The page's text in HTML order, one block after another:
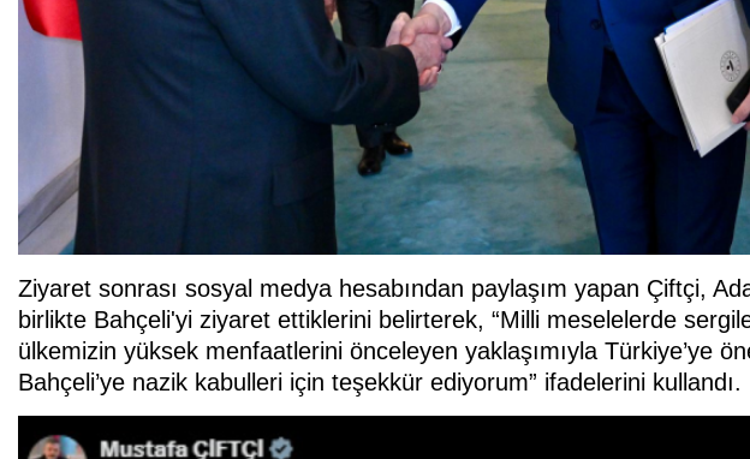
Ziyaret sonrası sosyal medya hesabından paylaşım yapan Çiftçi,
birlikte Bahçeli'yi ziyaret ettiklerini belirterek, “Milli meselelerde
ülkemizin yüksek menfaatlerini önceleyen yaklaşımıyla Türkiye’ye
Bahçeli’ye nazik kabulleri için teşekkür ediyorum” ifadelerini kullandı.